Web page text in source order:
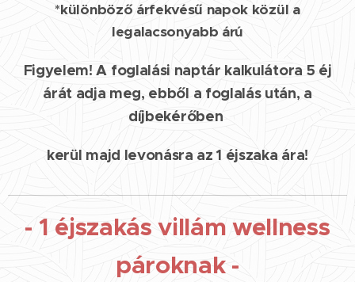
*különböző árfekvésű napok közül a
legalacsonyabb árú
Figyelem! A foglalási naptár kalkulátora 5 éj
árát adja meg, ebből a foglalás után, a
díjbekérőben
kerül majd levonásra az 1 éjszaka ára!
- 1 éjszakás villám wellness
pároknak -